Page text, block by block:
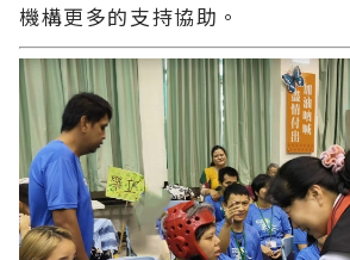
機構更多的支持協助。